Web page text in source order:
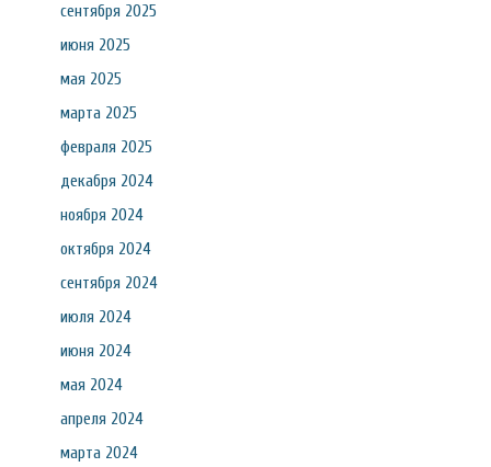
сентября 2025
июня 2025
мая 2025
марта 2025
февраля 2025
декабря 2024
ноября 2024
октября 2024
сентября 2024
июля 2024
июня 2024
мая 2024
апреля 2024
марта 2024